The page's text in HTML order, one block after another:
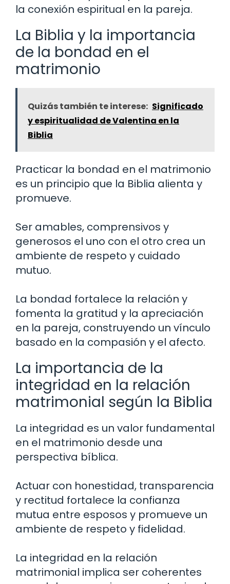
la conexión espiritual en la pareja.
La Biblia y la importancia
de la bondad en el
matrimonio
Quizás también te interese: Significado
y espiritualidad de Valentina en la
Biblia
Practicar la bondad en el matrimonio
es un principio que la Biblia alienta y
promueve.
Ser amables, comprensivos y
generosos el uno con el otro crea un
ambiente de respeto y cuidado
mutuo.
La bondad fortalece la relación y
fomenta la gratitud y la apreciación
en la pareja, construyendo un vínculo
basado en la compasión y el afecto.
La importancia de la
integridad en la relación
matrimonial según la Biblia
La integridad es un valor fundamental
en el matrimonio desde una
perspectiva bíblica.
Actuar con honestidad, transparencia
y rectitud fortalece la confianza
mutua entre esposos y promueve un
ambiente de respeto y fidelidad.
La integridad en la relación
matrimonial implica ser coherentes